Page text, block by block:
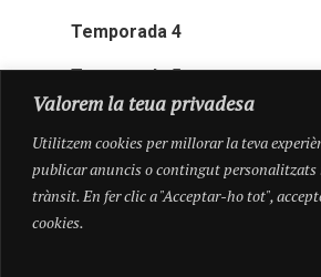
Valorem la teua privadesa
Utilitzem cookies per millorar la teva
publicar anuncis o contingut
trànsit. En fer clic a "Acceptar-ho tot",
cookies.
Temporada 4
Temporada 5